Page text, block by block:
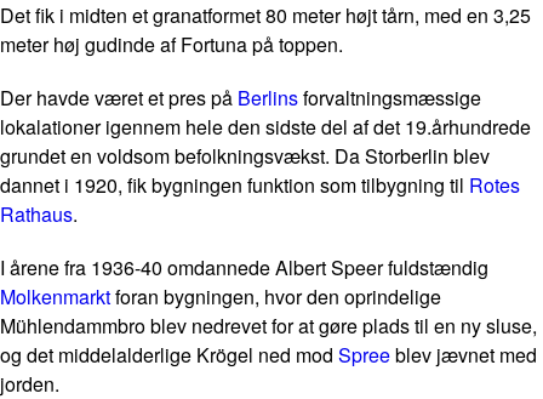
Det fik i midten et granatformet 80 meter højt tårn, med en 3,25
meter høj gudinde af Fortuna på toppen.
Der havde været et pres på Berlinsforvaltningsmæssige
lokalationer igennem hele den sidste del af det 19.århundrede
grundet en voldsom befolkningsvækst. Da Storberlin blev
dannet i 1920, fik bygningen funktion som tilbygning til Rotes
Rathaus.
I årene fra 1936-40 omdannede Albert Speer fuldstændig
Molkenmarktforan bygningen, hvor den oprindelige
Mühlendammbro blev nedrevet for at gøre plads til en ny sluse,
og det middelalderlige Krögel ned mod Spreeblev jævnet med
jorden.